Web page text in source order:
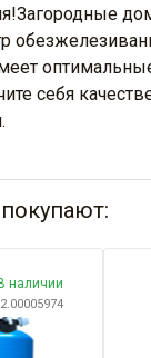
себя
В наличии